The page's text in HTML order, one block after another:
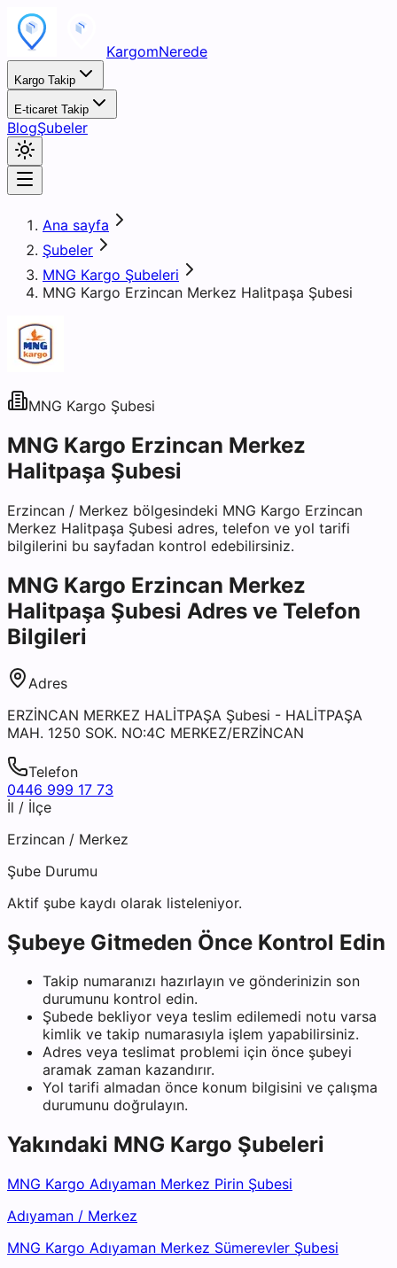
KargomNerede
Kargo Takip
E-ticaret Takip
BlogŞubeler
Ana sayfa
Şubeler
MNG Kargo Şubeleri
MNG Kargo Erzincan Merkez Halitpaşa Şubesi
MNG Kargo Şubesi
MNG Kargo Erzincan Merkez
Halitpaşa Şubesi
Erzincan / Merkez bölgesindeki MNG Kargo Erzincan
Merkez Halitpaşa Şubesi adres, telefon ve yol tarifi
bilgilerini bu sayfadan kontrol edebilirsiniz.
MNG Kargo Erzincan Merkez
Halitpaşa Şubesi Adres ve Telefon
Bilgileri
Adres
ERZİNCAN MERKEZ HALİTPAŞA Şubesi - HALİTPAŞA
MAH. 1250 SOK. NO:4C MERKEZ/ERZİNCAN
Telefon
0446 999 17 73
İl / İlçe
Erzincan / Merkez
Şube Durumu
Aktif şube kaydı olarak listeleniyor.
Şubeye Gitmeden Önce Kontrol Edin
Takip numaranızı hazırlayın ve gönderinizin son
durumunu kontrol edin.
Şubede bekliyor veya teslim edilemedi notu varsa
kimlik ve takip numarasıyla işlem yapabilirsiniz.
Adres veya teslimat problemi için önce şubeyi
aramak zaman kazandırır.
Yol tarifi almadan önce konum bilgisini ve çalışma
durumunu doğrulayın.
Yakındaki MNG Kargo Şubeleri
MNG Kargo Adıyaman Merkez Pirin Şubesi
Adıyaman / Merkez
MNG Kargo Adıyaman Merkez Sümerevler Şubesi